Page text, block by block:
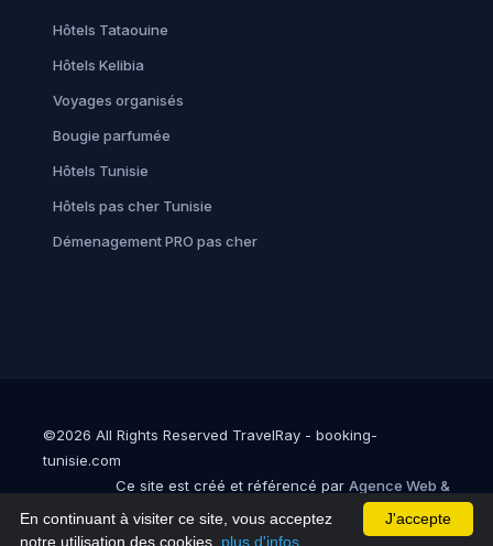
Hôtels Tataouine
Hôtels Kelibia
Voyages organisés
Bougie parfumée
Hôtels Tunisie
Hôtels pas cher Tunisie
Démenagement PRO pas cher
©2026 All Rights Reserved TravelRay - booking-
tunisie.com
Ce site est créé et référencé par Agence Web &
Référencement en Tunisie : Sofirux
J'accepte
En continuant à visiter ce site, vous acceptez
notre utilisation des cookies. plus d'infos